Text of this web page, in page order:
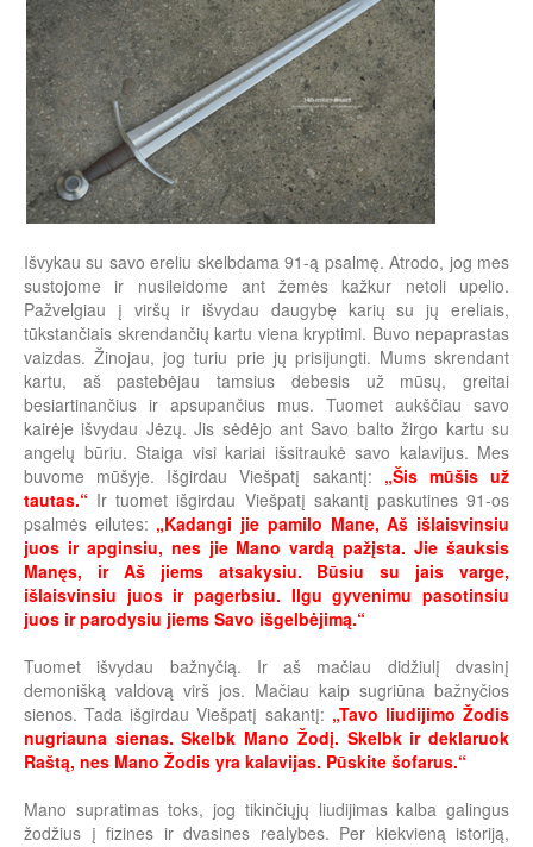
Išvykau su savo ereliu skelbdama 91-ą psalmę. Atrodo, jog mes
sustojome ir nusileidome ant žemės kažkur netoli upelio.
Pažvelgiau į viršų ir išvydau daugybę karių su jų ereliais,
tūkstančiais skrendančių kartu viena kryptimi. Buvo nepaprastas
vaizdas. Žinojau, jog turiu prie jų prisijungti. Mums skrendant
kartu, aš pastebėjau tamsius debesis už mūsų, greitai
besiartinančius ir apsupančius mus. Tuomet aukščiau savo
kairėje išvydau Jėzų. Jis sėdėjo ant Savo balto žirgo kartu su
angelų būriu. Staiga visi kariai išsitraukė savo kalavijus. Mes
buvome mūšyje. Išgirdau Viešpatį sakantį: „Šis mūšis už
tautas.“ Ir tuomet išgirdau Viešpatį sakantį paskutines 91-os
psalmės eilutes: „Kadangi jie pamilo Mane, Aš išlaisvinsiu
juos ir apginsiu, nes jie Mano vardą pažįsta. Jie šauksis
Manęs, ir Aš jiems atsakysiu. Būsiu su jais varge,
išlaisvinsiu juos ir pagerbsiu. Ilgu gyvenimu pasotinsiu
juos ir parodysiu jiems Savo išgelbėjimą.“
Tuomet išvydau bažnyčią. Ir aš mačiau didžiulį dvasinį
demonišką valdovą virš jos. Mačiau kaip sugriūna bažnyčios
sienos. Tada išgirdau Viešpatį sakantį: „Tavo liudijimo Žodis
nugriauna sienas. Skelbk Mano Žodį. Skelbk ir deklaruok
Raštą, nes Mano Žodis yra kalavijas. Pūskite šofarus.“
Mano supratimas toks, jog tikinčiųjų liudijimas kalba galingus
žodžius į fizines ir dvasines realybes. Per kiekvieną istoriją,